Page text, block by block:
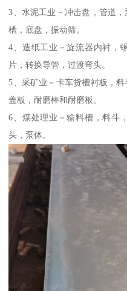
3、水泥工业－冲击盘，管道
槽，底盘，振动筛。
4、造纸工业－旋流器内衬，
片，转换导管，过渡弯头。
5、采矿业－卡车货槽衬板，
盖板，耐磨棒和耐磨板。
6、煤处理业－输料槽，料斗
头，泵体。